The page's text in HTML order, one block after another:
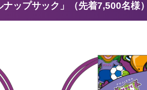
ップサック」（先着7,500名様